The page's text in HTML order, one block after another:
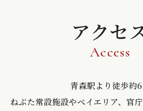
アクセ
Access
青森駅より徒歩約
ねぶた常設施設やベイエリア、官